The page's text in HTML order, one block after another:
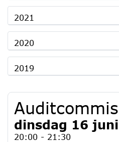
2021
2020
2019
dinsdag 16
20:00 - 21:30